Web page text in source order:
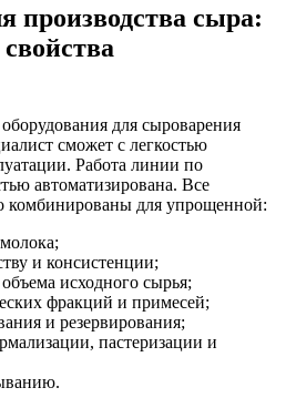
производства сыра:
для сыроварения
сможет с легкостью
Работа линии по
автоматизирована. Все
комбинированы для упрощенной:
и консистенции;
исходного сырья;
фракций и примесей;
и резервирования;
пастеризации и